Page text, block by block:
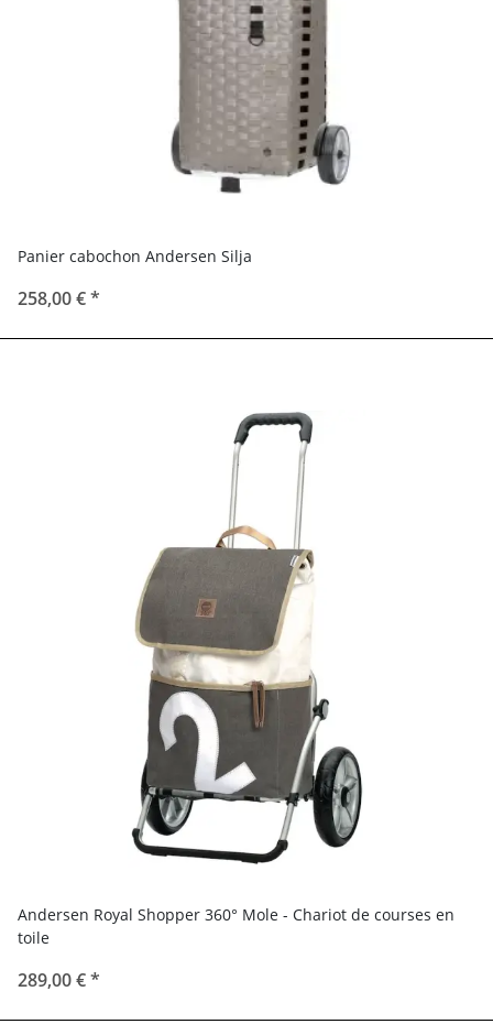
Panier cabochon Andersen Silja
258,00 €*
Andersen Royal Shopper 360° Mole - Chariot de courses en
toile
289,00 €*